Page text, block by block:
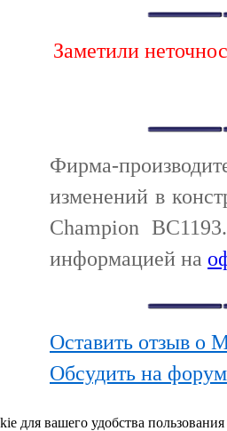
Заметили
Фирма-
изменений в
Champion
информацией на
Оставить отзыв о
Обсудить на
для вашего удобства